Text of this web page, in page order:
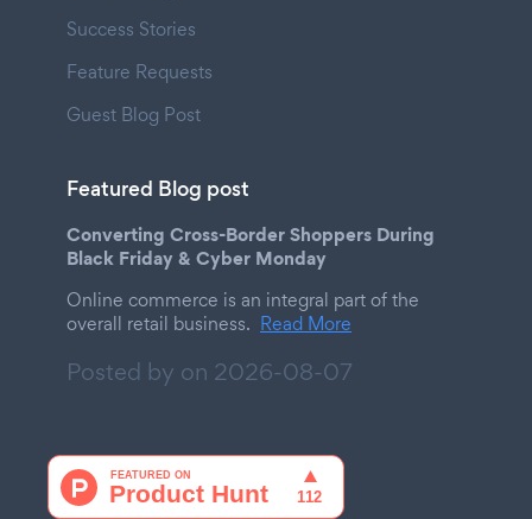
Success Stories
Feature Requests
Guest Blog Post
Featured Blog post
Converting Cross-Border Shoppers During
Black Friday & Cyber Monday
Online commerce is an integral part of the
overall retail business. Read More
Posted by on 2026-08-07